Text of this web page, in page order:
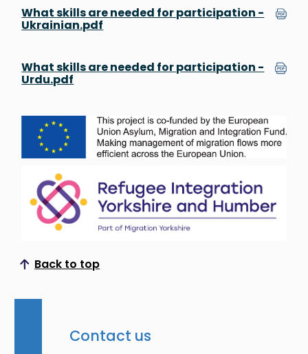
What skills are needed for participation -
Ukrainian.pdf
What skills are needed for participation -
Urdu.pdf
Back to top
Scroll to top
Contact us